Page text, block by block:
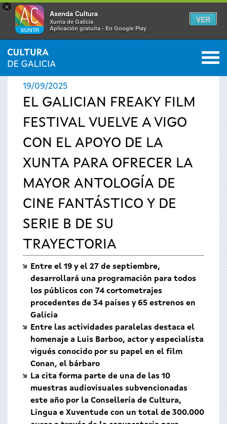
×
Axenda Cultura
Xunta de Galicia
Aplicación gratuíta - En Google Play
VER
Se
encuentra
usted
aquí
INICIO › ACTUALIDAD 0
19/09/2025
EL GALICIAN FREAKY FILM
FESTIVAL VUELVE A VIGO
CON EL APOYO DE LA
XUNTA PARA OFRECER LA
MAYOR ANTOLOGÍA DE
CINE FANTÁSTICO Y DE
SERIE B DE SU
TRAYECTORIA
Entre el 19 y el 27 de septiembre,
desarrollará una programación para todos
los públicos con 74 cortometrajes
procedentes de 34 países y 65 estrenos en
Galicia
Entre las actividades paralelas destaca el
homenaje a Luis Barboo, actor y especialista
vigués conocido por su papel en el film
Conan, el bárbaro
La cita forma parte de una de las 10
muestras audiovisuales subvencionadas
este año por la Consellería de Cultura,
Lingua e Xuventude con un total de 300.000